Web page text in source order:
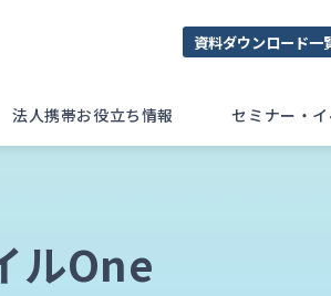
資料ダウンロード一
法人携帯お役立ち情報 セミナー・
ルOne